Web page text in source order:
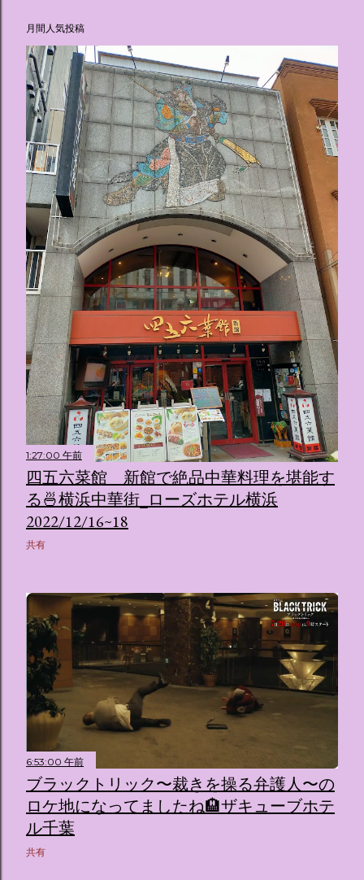
月間人気投稿
1:27:00 午前
四五六菜館 新館で絶品中華料理を堪能す
る🍜横浜中華街_ローズホテル横浜
2022/12/16~18
共有
6:53:00 午前
ブラックトリック〜裁きを操る弁護人〜の
ロケ地になってましたね🏨ザキューブホテ
ル千葉
共有